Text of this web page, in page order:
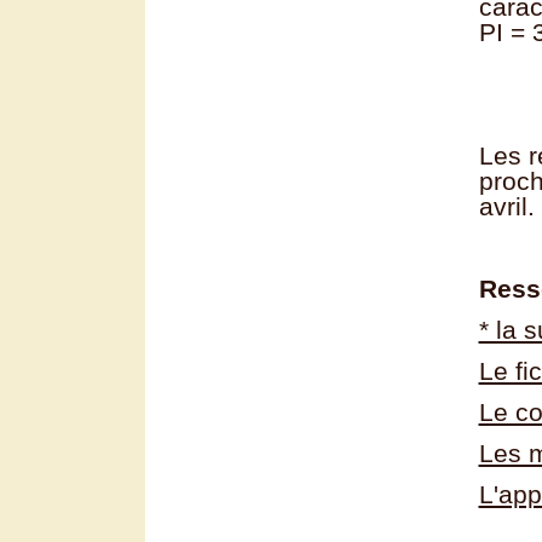
PI =
Les
avril.
* la
Le
Le
Les